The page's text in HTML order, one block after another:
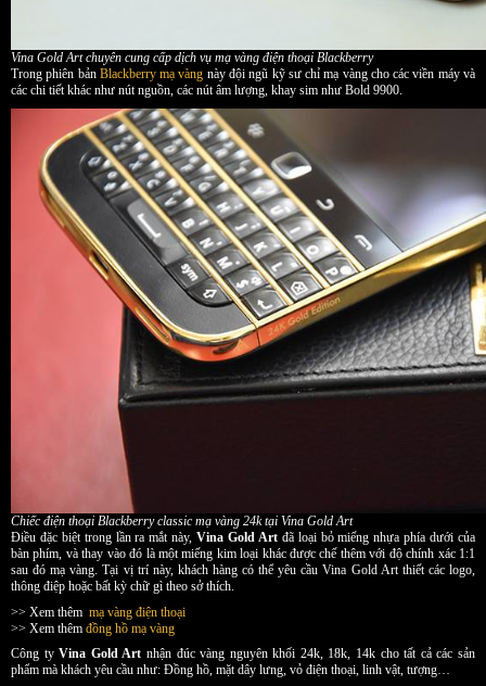
Vina Gold Art chuyên cung cấp dịch vụ mạ vàng điện thoại Blackberry
Trong phiên bản Blackberry mạ vàng này đội ngũ kỹ sư chỉ mạ vàng cho các viền máy và
các chi tiết khác như nút nguồn, các nút âm lượng, khay sim như Bold 9900.
Chiếc điện thoại Blackberry classic mạ vàng 24k tại Vina Gold Art
Điều đặc biệt trong lần ra mắt này,Vina Gold Artđã loại bỏ miếng nhựa phía dưới của
bàn phím, và thay vào đó là một miếng kim loại khác được chế thêm với độ chính xác 1:1
sau đó mạ vàng. Tại vị trí này, khách hàng có thể yêu cầu Vina Gold Art thiết các logo,
thông điệp hoặc bất kỳ chữ gì theo sở thích.
>> Xem thêm mạ vàng điện thoại
>> Xem thêm đồng hồ mạ vàng
Công tyVina Gold Art nhận đúc vàng nguyên khối 24k, 18k, 14k cho tất cả các sản
phẩm mà khách yêu cầu như: Đồng hồ, mặt dây lưng, vỏ điện thoại, linh vật, tượng…